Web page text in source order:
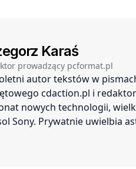
Karaś
prowadzący pcformat.pl
autor tekstów w
cdaction.pl i
nowych technologii,
Sony. Prywatnie uwielbia